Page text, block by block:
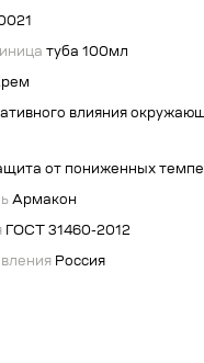
туба 100мл
влияния
от пониженных
Армакон
ГОСТ 31460-2012
Россия